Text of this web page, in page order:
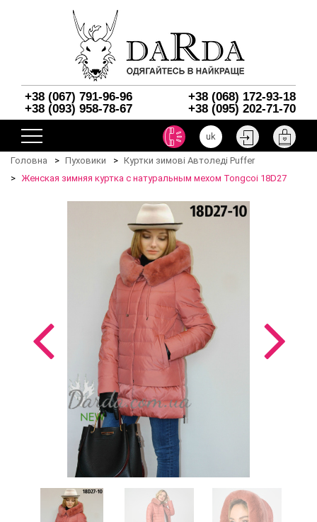
+38 (067) 791-96-96
+38 (068) 172-93-18
+38 (093) 958-78-67
+38 (095) 202-71-70
uk
Головна Пуховики
Куртки зимові Автоледі Puffer
Женская зимняя куртка с натуральным мехом Tongcoi 18D27